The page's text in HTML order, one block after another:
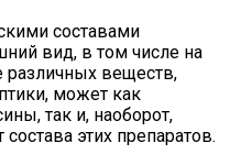
составами
вид, в том числе на
веществ,
может как
так и, наоборот,
этих препаратов.